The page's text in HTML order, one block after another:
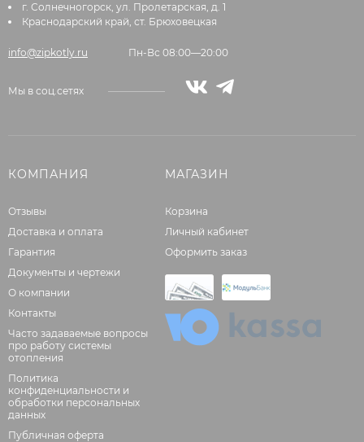
г. Солнечногорск, ул. Пролетарская, д. 1
Краснодарский край, ст. Брюховецкая
info@zipkotly.ru Пн-Вс 08:00—20:00
Мы в соц.сетях
КОМПАНИЯ
Отзывы
Доставка и оплата
Гарантия
Документы и чертежи
О компании
Контакты
Часто задаваемые вопросы
про работу системы
отопления
Политика
конфиденциальности и
обработки персональных
данных
Публичная оферта
МАГАЗИН
Корзина
Личный кабинет
Оформить заказ